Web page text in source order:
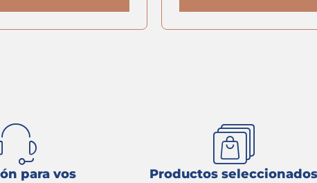
para vos Productos seleccionados